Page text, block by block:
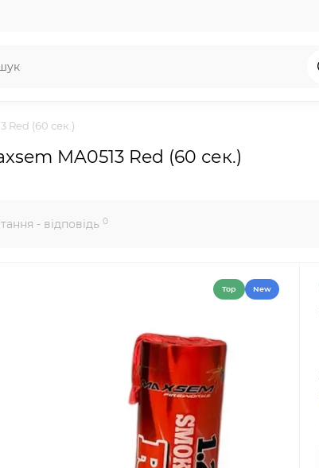
(60 сек.)
MA0513 Red (60 сек.)
- відповідь 0
Top New